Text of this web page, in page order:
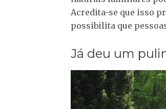
Acredita-se que isso
possibilita que
Já deu um